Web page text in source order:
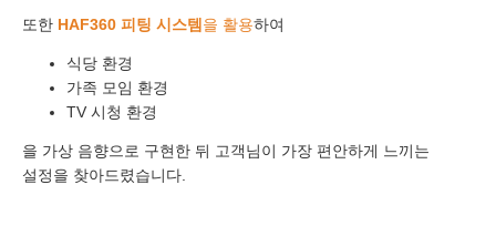
또한 HAF360 피팅 시스템 을 활용하여
식당 환경
가족 모임 환경
TV 시청 환경
을 가상 음향으로 구현한 뒤 고객님이 가장 편안하게 느끼는
설정을 찾아드렸습니다.
개인정보 수집, 이용에 동의합니다.